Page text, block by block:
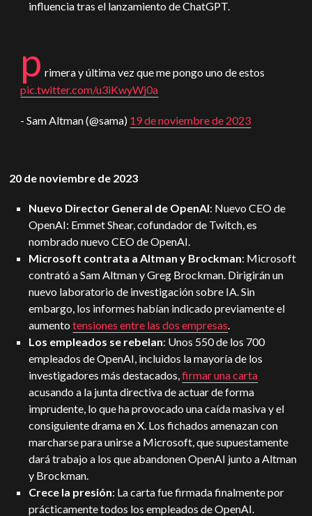
influencia tras el lanzamiento de ChatGPT.
p rimera y última vez que me pongo uno de estos
pic.twitter.com/u3iKwyWj0a
- Sam Altman (@sama) 19 de noviembre de 2023
20 de noviembre de 2023
Nuevo Director General de OpenAI: Nuevo CEO de
OpenAI: Emmet Shear, cofundador de Twitch, es
nombrado nuevo CEO de OpenAI.
Microsoft contrata a Altman y Brockman: Microsoft
contrató a Sam Altman y Greg Brockman. Dirigirán un
nuevo laboratorio de investigación sobre IA. Sin
embargo, los informes habían indicado previamente el
aumentotensiones entre las dos empresas.
Los empleados se rebelan: Unos 550 de los 700
empleados de OpenAI, incluidos la mayoría de los
investigadores más destacados,firmar una carta
acusando a la junta directiva de actuar de forma
imprudente, lo que ha provocado una caída masiva y el
consiguiente drama en X. Los fichados amenazan con
marcharse para unirse a Microsoft, que supuestamente
dará trabajo a los que abandonen OpenAI junto a Altman
y Brockman.
Crece la presión: La carta fue firmada finalmente por
prácticamente todos los empleados de OpenAI.